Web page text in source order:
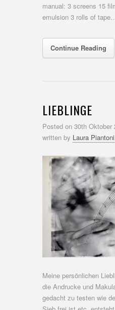
manual: 3 screens 15
emulsion 3 rolls of
Continue Reading
LIEBLINGE
Posted on 30th Oktober
written by Laura Piantoni
Meine persönlichen
die Andrucke und
gedacht zu testen wie